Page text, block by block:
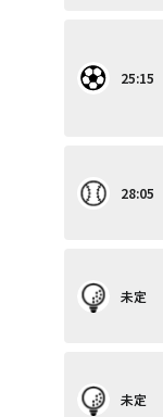
25:15
28:05
未定
未定